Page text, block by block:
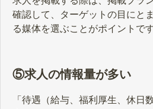
確認して、ターゲットの目にと
る媒体を選ぶことがポイントです
⑤求人の情報量が多い
「待遇（給与、福利厚生、休日